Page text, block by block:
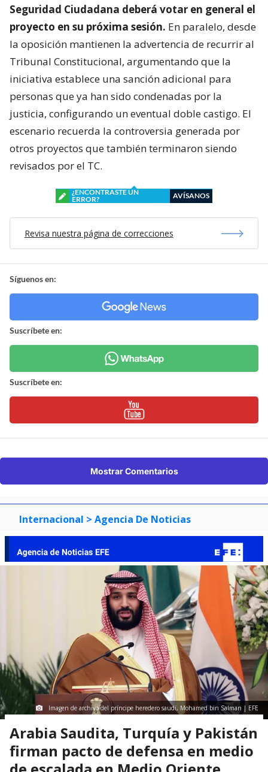
Seguridad Ciudadana deberá votar en general el
proyecto en su próxima sesión. En paralelo, desde
la oposición mantienen la advertencia de recurrir al
Tribunal Constitucional, argumentando que la
iniciativa establece una sanción adicional para
personas que ya han sido condenadas por la
justicia, configurando un eventual doble castigo. El
escenario recuerda la controversia generada por
otros proyectos que también terminaron siendo
revisados por el TC.
¿ENCONTRASTE UN
ERROR?
AVÍSANOS
Revisa nuestra página de correcciones
Síguenos en:
Suscríbete en:
Suscríbete en:
Mostrar Comentarios
Internacional > Agencia De Noticias
Imagen de archivo del príncipe heredero saudí, Mohamed bin Salman | EFE
Arabia Saudita, Turquía y Pakistán
firman pacto de defensa en medio